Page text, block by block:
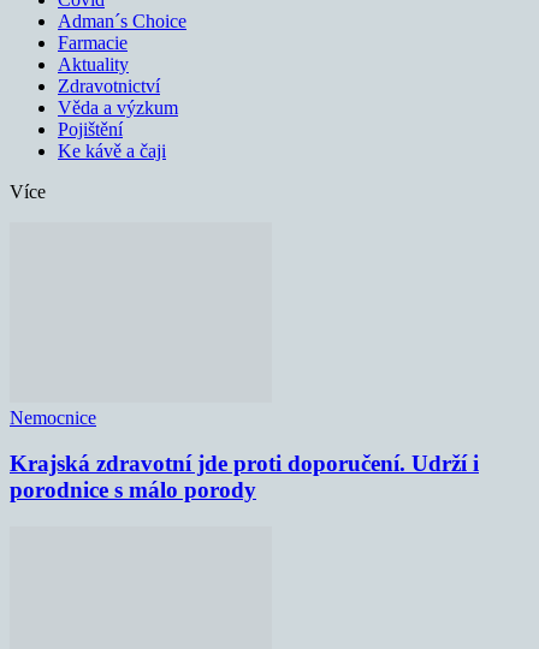
Adman´s Choice
Farmacie
Aktuality
Zdravotnictví
Věda a výzkum
Pojištění
Ke kávě a čaji
Více
Nemocnice
Krajská zdravotní jde proti doporučení. Udrží i
porodnice s málo porody